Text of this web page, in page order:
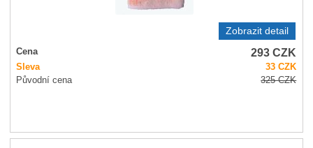
Zobrazit detail
Cena 293CZK
Sleva 33CZK
Původní cena
325CZK